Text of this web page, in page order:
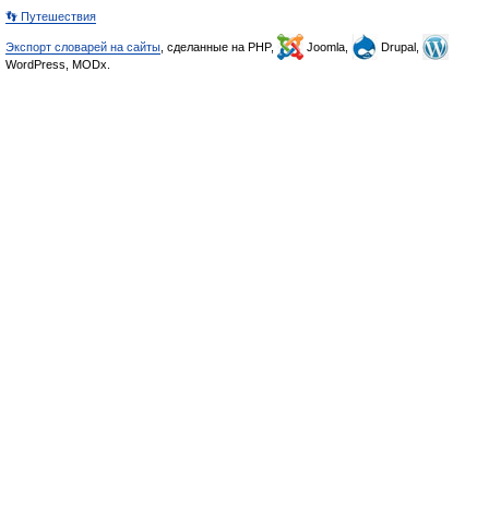
👣 Путешествия
Экспорт словарей на сайты , сделанные на PHP, Joomla,
Drupal,
WordPress, MODx.